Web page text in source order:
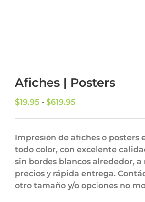
Afiches | Posters
$19.95 - $619.95Rango
precios:
desde
$19.95
hasta
$619.95
Impresión de afiches o posters
todo color, con excelente
sin bordes blancos alrededor, a
precios y rápida entrega.
otro tamaño y/o opciones no